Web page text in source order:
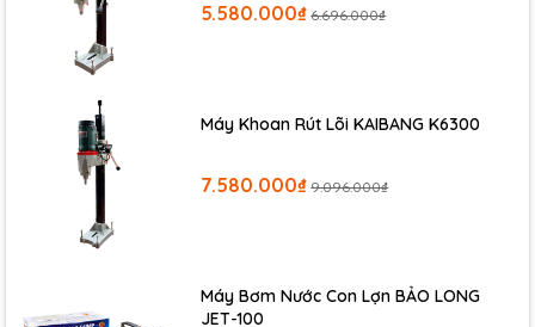
5.580.000₫ 6.696.000₫
Máy Khoan Rút Lõi KAIBANG K6300
7.580.000₫ 9.096.000₫
Máy Bơm Nước Con Lợn BẢO LONG
JET-100